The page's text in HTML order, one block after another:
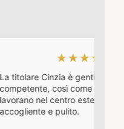
★★★★★
è gentile cordiale e
così come le ragazze che
centro estetico. Un posto
e pulito.